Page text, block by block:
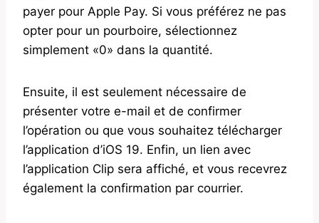
payer pour Apple Pay. Si vous préférez ne pas
opter pour un pourboire, sélectionnez
simplement «0» dans la quantité.
Ensuite, il est seulement nécessaire de
présenter votre e-mail et de confirmer
l’opération ou que vous souhaitez télécharger
l’application d’iOS 19. Enfin, un lien avec
l’application Clip sera affiché, et vous recevrez
également la confirmation par courrier.